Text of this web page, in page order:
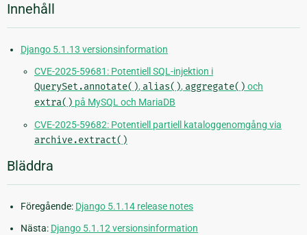
Innehåll
Django 5.1.13 versionsinformation
CVE-2025-59681: Potentiell SQL-injektion i
QuerySet.annotate(), alias(), aggregate() och
extra() på MySQL och MariaDB
CVE-2025-59682: Potentiell partiell kataloggenomgång via
archive.extract()
Bläddra
Föregående: Django 5.1.14 release notes
Nästa: Django 5.1.12 versionsinformation